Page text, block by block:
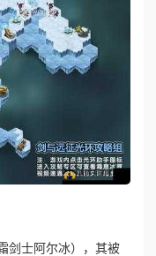
剑士阿尔冰），其被